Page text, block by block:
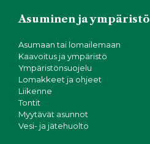
Asuminen ja ympäristö
Asumaan tai lomailemaan
Kaavoitus ja ympäristö
Ympäristönsuojelu
Lomakkeet ja ohjeet
Liikenne
Tontit
Myytävät asunnot
Vesi- ja jätehuolto